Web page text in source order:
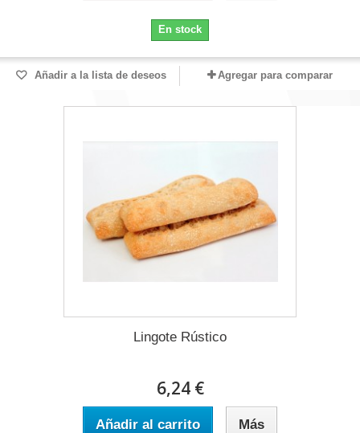
En stock
Añadir a la lista de deseos Agregar para comparar
Lingote Rústico
6,24 €
Añadir al carrito Más